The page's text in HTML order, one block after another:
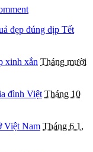
đẹp đúng dịp Tết
xinh xắn Tháng mười
đình Việt Tháng 10
Việt Nam Tháng 6 1,